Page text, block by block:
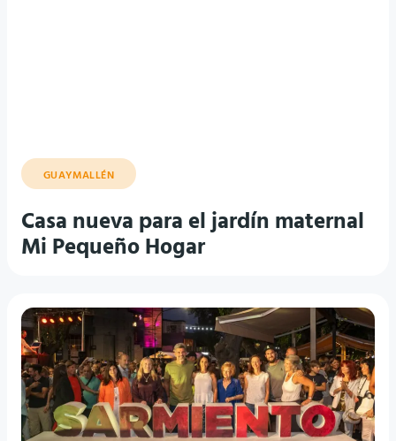
GUAYMALLÉN
Casa nueva para el jardín maternal
Mi Pequeño Hogar